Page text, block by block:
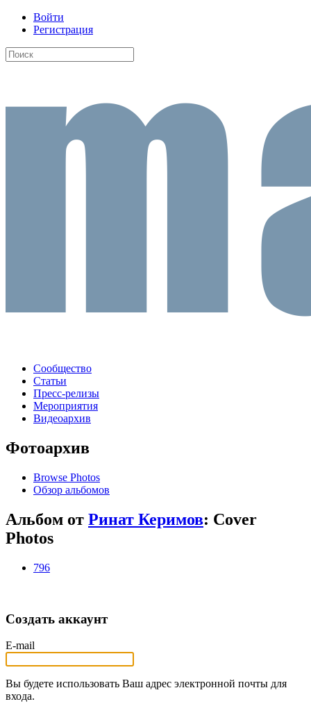
Войти
Регистрация
Сообщество
Статьи
Пресс-релизы
Мероприятия
Видеоархив
Фотоархив
Browse Photos
Обзор альбомов
Альбом от Ринат Керимов: Cover
Photos
796
Создать аккаунт
E-mail
Вы будете использовать Ваш адрес электронной почты для
входа.